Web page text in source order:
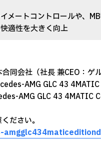
メートコントロールや、
適性を大きく向上
同会社（社長 兼CEO：
AMG GLC 43
AMG GLC 43 4MATIC
ださい。